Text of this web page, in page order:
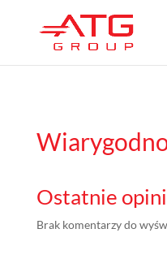
Ostatnie
Brak komentarzy do